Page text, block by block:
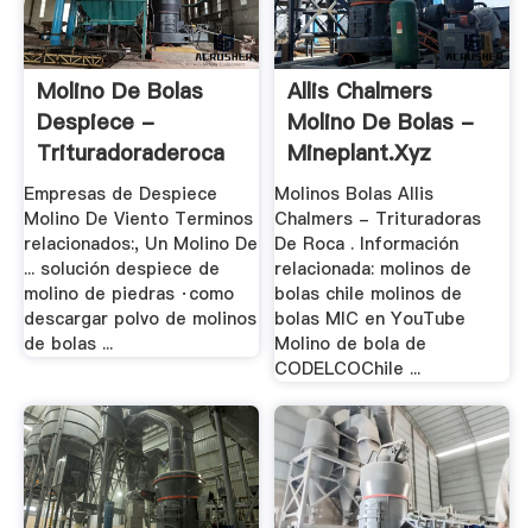
Molino De Bolas
Despiece -
Trituradoraderoca
Empresas de Despiece
Molino De Viento Terminos
relacionados:, Un Molino De
... solución despiece de
molino de piedras ·como
descargar polvo de molinos
de bolas ...
Allis Chalmers
Molino De Bolas -
Mineplant.xyz
Molinos Bolas Allis
Chalmers - Trituradoras
De Roca . Información
relacionada: molinos de
bolas chile molinos de
bolas MIC en YouTube
Molino de bola de
CODELCOChile ...